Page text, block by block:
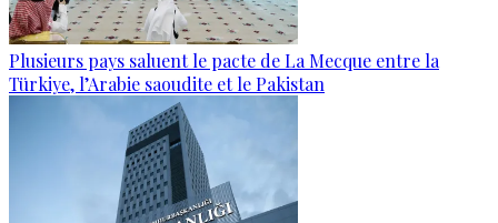
Plusieurs pays saluent le pacte de La Mecque entre la
Türkiye, l’Arabie saoudite et le Pakistan